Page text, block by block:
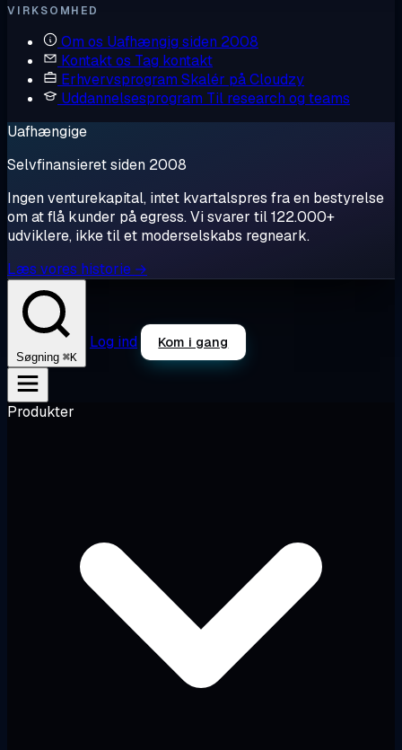
VIRKSOMHED
Om os Uafhængig siden 2008
Kontakt os Tag kontakt
Erhvervsprogram Skalér på Cloudzy
Uddannelsesprogram Til research og teams
Uafhængige
Selvfinansieret siden 2008
Ingen venturekapital, intet kvartalspres fra en bestyrelse
om at flå kunder på egress. Vi svarer til 122.000+
udviklere, ikke til et moderselskabs regneark.
Læs vores historie →
Søgning ⌘K
Log ind Kom i gang
Produkter